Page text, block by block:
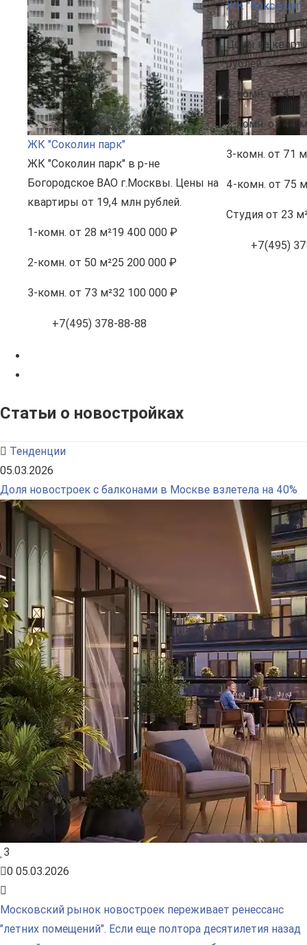
ЖК "Соколин парк"
ЖК "Соколин парк" в р-не
Богородское ВАО г.Москвы. Цены на
квартиры от 19,4 млн рублей.
1-комн. от 28 м²19 400 000 ₽
2-комн. от 50 м²25 200 000 ₽
3-комн. от 73 м²32 100 000 ₽
+7(495) 378-88-88
ЖК "Воксхолл"
ЖК "Воксхолл"
Цены на
рублей.
1-комн.от 41
2-комн. от 44
3-комн. от 71
4-комн. от 75
Студия от 23
+7(495)
Статьи о новостройках
Тенденции
05.03.2026
Доля новостроек с балконами в Москве взлетела на 40%
3
0 05.03.2026
Московский рынок новостроек переживает ренессанс
"летних помещений". Если еще полтора десятилетия назад